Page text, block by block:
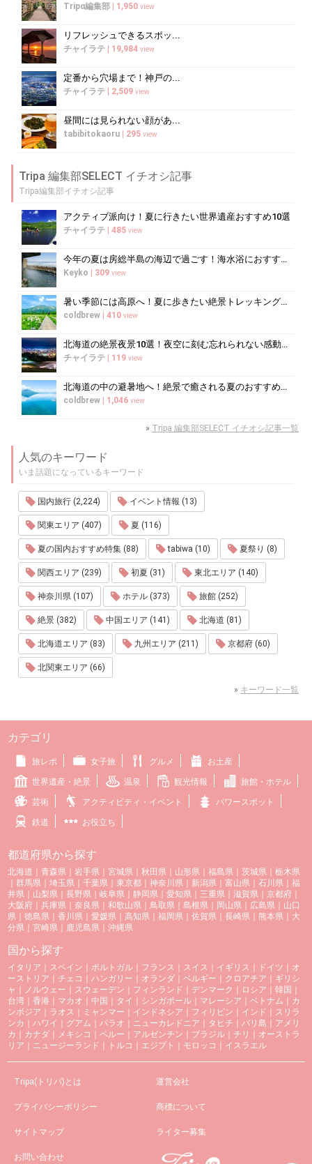
Tripα編集部 1,950 view
リフレッシュできるスポッ...
チャイラテ 19,984 view
定番から穴場まで！神戸の...
チャイラテ 2,509 view
昼間には見られない顔があ...
tabibitokaoru 295 view
Tripa 編集部SELECT イチオシ記事
Tripa編集部イチオシ記事
アクティブ派向け！夏に行きたい世界遺産おすすめ10選
チャイラテ 485 view
今年の夏は房総半島の海辺で過ごす！海水浴におすすめの宿10選
Keyko 309 view
暑い季節には高原へ！夏に歩きたい絶景トレッキング10選
coldbrew 410 view
北海道の絶景夜景10選！夜空に刻む忘れられない感動の光景へ
チャイラテ 119 view
北海道の中の避暑地へ！絶景で癒される夏のおすすめスポット10選
coldbrew 1,046 view
» Tripa 編集部SELECT イチオシ記事一覧
人気のキーワード
いま話題になっているキーワード
国内旅行 (2,224) イベント情報 (13)
関東エリア (407) 夏 (116)
夏の国内おすすめ特集 (88) tabiwa (10) 夏祭り (8)
関西エリア (239) 初夏 (31) 東北エリア (140)
神奈川県 (107) ホテル (373) 旅館 (252)
絶景 (382) 中国エリア (141) 北海道 (81)
北海道エリア (83) 九州エリア (211) 京都府 (60)
北関東エリア (66)
» キーワード一覧
カテゴリ
旅レポ 女子旅 グルメ お土産
世界遺産・絶景 温泉 観光情報 旅館・ホテル
芸術 アクティビティ・イベント パワースポット
鉄道 お役立ち
都道府県から探す
北海道 ｜青森県 ｜岩手県 ｜宮城県 ｜秋田県 山形県 ｜福島県 ｜茨城県 ｜栃木県
群馬県 ｜埼玉県 ｜千葉県 東京都 ｜神奈川県 新潟県 ｜富山県 ｜石川県 ｜福
井県
山梨県 ｜長野県 ｜岐阜県 静岡県 ｜愛知県 三重県 ｜滋賀県 ｜京都府
大阪府 ｜兵庫県 ｜奈良県 ｜和歌山県 ｜鳥取県 ｜島根県 岡山県 広島県
山口
県 ｜徳島県 ｜香川県 ｜愛媛県 ｜高知県 ｜福岡県 ｜佐賀県 ｜長崎県 熊本県
大
分県 ｜宮崎県 鹿児島県 ｜沖縄県
国から探す
イタリア スペイン ｜ポルトガル フランス スイス イギリス ドイツ
オ
ーストリア ｜チェコ ｜ハンガリー オランダ ｜ベルギー クロアチア
ギリシ
ャ
ノルウェー スウェーデン フィンランド デンマーク ロシア ｜韓国
台湾 ｜香港 マカオ ｜中国 タイ シンガポール マレーシア ｜ベトナム
カ
ンボジア
ラオス ミャンマー インドネシア フィリピン インド
スリラ
ンカ
｜ハワイ グアム ｜パラオ ニューカレドニア タヒチ ｜バリ島
アメリ
カ
カナダ メキシコ ｜ペルー アルゼンチン ブラジル ｜チリ
オーストラ
リア
ニュージーランド トルコ エジプト モロッコ イスラエル
Tripa(トリパ)とは 運営会社
プライバシーポリシー 商標について
サイトマップ ライター募集
お問い合わせ